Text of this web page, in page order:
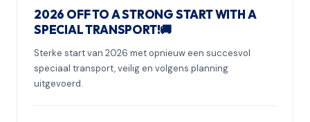
2026 OFF TO A STRONG START WITH A
SPECIAL TRANSPORT!🚚
Sterke start van 2026 met opnieuw een succesvol
speciaal transport, veilig en volgens planning
uitgevoerd.